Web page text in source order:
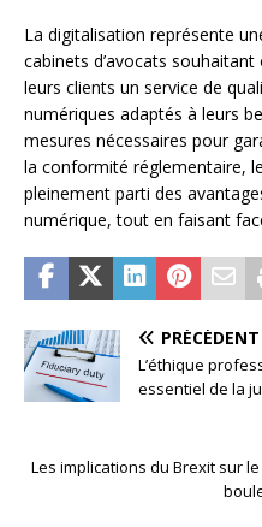
La digitalisation représente
cabinets d’avocats
leurs clients un service de
numériques adaptés à leurs
mesures nécessaires pour
la conformité réglementaire,
pleinement parti des
numérique, tout en faisant
PRÉCÉDENT
L’éthique
essentiel de la
Les implications du Brexit sur